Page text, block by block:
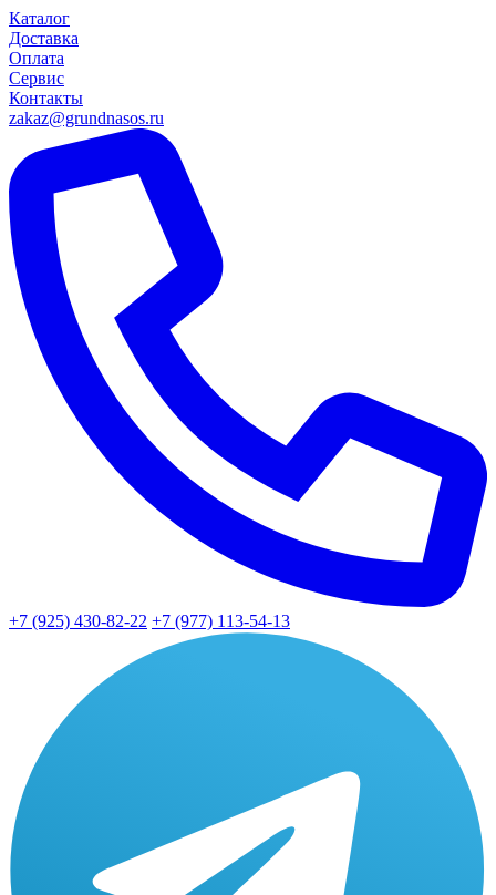
Каталог
Доставка
Оплата
Сервис
Контакты
zakaz@grundnasos.ru
+7 (925) 430-82-22 +7 (977) 113-54-13